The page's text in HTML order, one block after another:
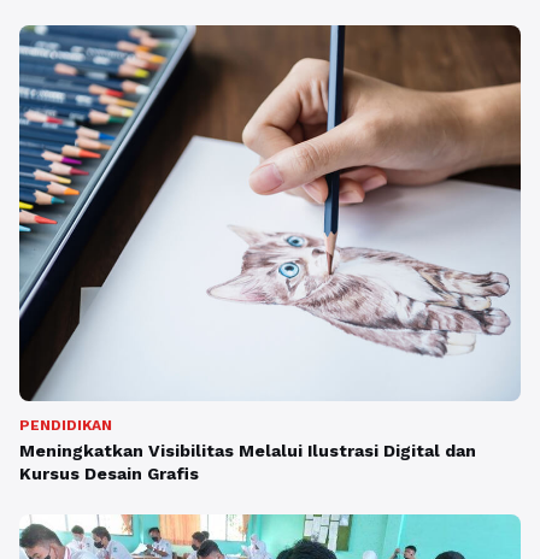
PENDIDIKAN
Meningkatkan Visibilitas Melalui Ilustrasi Digital dan
Kursus Desain Grafis